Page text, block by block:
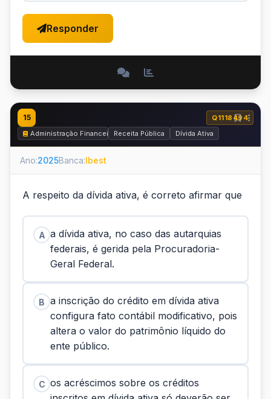
Responder
15
Q1118494
Administração Financeira e Orçamentária - AFO
Receita Pública Dívida Ativa
Ano:2025Banca:Ibest
A respeito da dívida ativa, é correto afirmar que
A a dívida ativa, no caso das autarquias
federais, é gerida pela Procuradoria-
Geral Federal.
B a inscrição do crédito em dívida ativa
configura fato contábil modificativo, pois
altera o valor do patrimônio líquido do
ente público.
C os acréscimos sobre os créditos